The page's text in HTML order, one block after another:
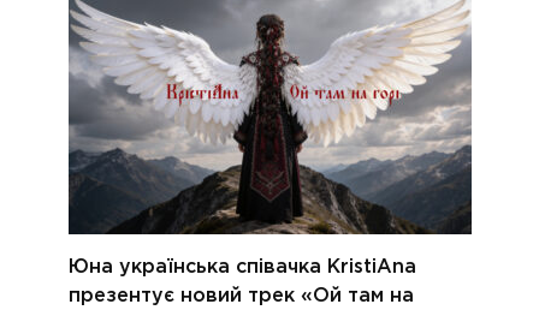
Юна українська співачка KristiAna
презентує новий трек «Ой там на